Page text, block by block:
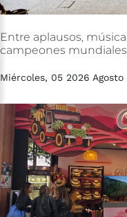
Entre aplausos, música
campeones mundiales
Miércoles, 05 2026 Agosto